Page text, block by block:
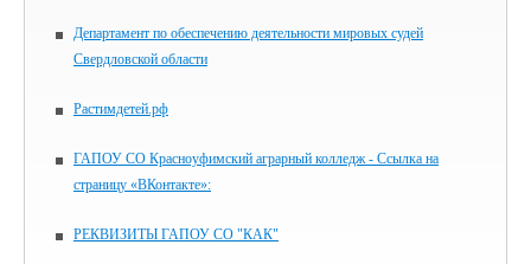
Департамент по обеспечению деятельности мировых судей
Свердловской области
Растимдетей.рф
ГАПОУ СО Красноуфимский аграрный колледж - Ссылка на
страницу «ВКонтакте»:
РЕКВИЗИТЫ ГАПОУ СО "КАК"